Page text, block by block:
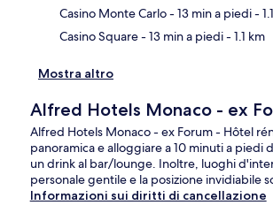
Casino Monte Carlo- 13 min a piedi-
Casino Square- 13 min a piedi- 1.1 km
Mostra altro
Alfred Hotels Monaco - ex
Alfred Hotels Monaco - ex Forum - Hôtel
panoramica e alloggiare a 10 minuti a
un drink al bar/lounge. Inoltre, luoghi
personale gentile e la posizione invidiabile
Informazioni sui diritti di cancellazione